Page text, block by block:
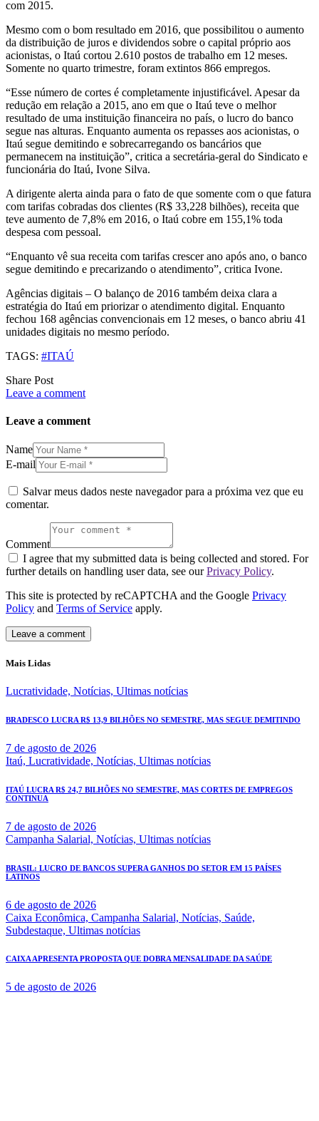
com 2015.
Mesmo com o bom resultado em 2016, que possibilitou o aumento
da distribuição de juros e dividendos sobre o capital próprio aos
acionistas, o Itaú cortou 2.610 postos de trabalho em 12 meses.
Somente no quarto trimestre, foram extintos 866 empregos.
“Esse número de cortes é completamente injustificável. Apesar da
redução em relação a 2015, ano em que o Itaú teve o melhor
resultado de uma instituição financeira no país, o lucro do banco
segue nas alturas. Enquanto aumenta os repasses aos acionistas, o
Itaú segue demitindo e sobrecarregando os bancários que
permanecem na instituição”, critica a secretária-geral do Sindicato e
funcionária do Itaú, Ivone Silva.
A dirigente alerta ainda para o fato de que somente com o que fatura
com tarifas cobradas dos clientes (R$ 33,228 bilhões), receita que
teve aumento de 7,8% em 2016, o Itaú cobre em 155,1% toda
despesa com pessoal.
“Enquanto vê sua receita com tarifas crescer ano após ano, o banco
segue demitindo e precarizando o atendimento”, critica Ivone.
Agências digitais – O balanço de 2016 também deixa clara a
estratégia do Itaú em priorizar o atendimento digital. Enquanto
fechou 168 agências convencionais em 12 meses, o banco abriu 41
unidades digitais no mesmo período.
TAGS: #ITAÚ
Share Post
Leave a comment
Leave a comment
Name
E-mail
Salvar meus dados neste navegador para a próxima vez que eu
comentar.
Comment
I agree that my submitted data is being collected and stored. For
further details on handling user data, see ourPrivacy Policy.
This site is protected by reCAPTCHA and the Google Privacy
Policy and Terms of Service apply.
Mais Lidas
Lucratividade, Notícias, Ultimas notícias
BRADESCO LUCRA R$ 13,9 BILHÕES NO SEMESTRE, MAS SEGUE DEMITINDO
7 de agosto de 2026
Itaú, Lucratividade, Notícias, Ultimas notícias
ITAÚ LUCRA R$ 24,7 BILHÕES NO SEMESTRE, MAS CORTES DE EMPREGOS
CONTINUA
7 de agosto de 2026
Campanha Salarial, Notícias, Ultimas notícias
BRASIL: LUCRO DE BANCOS SUPERA GANHOS DO SETOR EM 15 PAÍSES
LATINOS
6 de agosto de 2026
Caixa Econômica, Campanha Salarial, Notícias, Saúde,
Subdestaque, Ultimas notícias
CAIXA APRESENTA PROPOSTA QUE DOBRA MENSALIDADE DA SAÚDE
5 de agosto de 2026